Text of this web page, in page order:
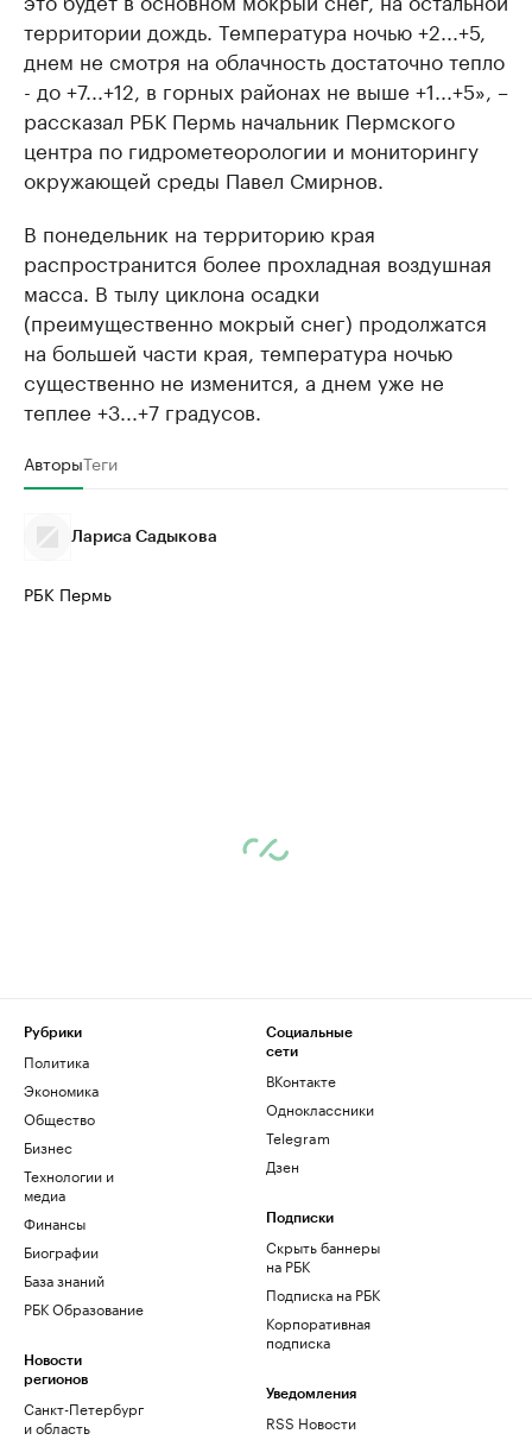
территории дождь. Температура ночью +2...+5,
днем не смотря на облачность достаточно тепло
- до +7...+12, в горных районах не выше +1...+5», –
рассказал РБК Пермь начальник Пермского
центра по гидрометеорологии и мониторингу
окружающей среды Павел Смирнов.
В понедельник на территорию края
распространится более прохладная воздушная
масса. В тылу циклона осадки
(преимущественно мокрый снег) продолжатся
на большей части края, температура ночью
существенно не изменится, а днем уже не
теплее +3...+7 градусов.
АвторыТеги
Лариса Садыкова
РБК Пермь
Рубрики
Политика
Экономика
Общество
Бизнес
Технологии и
медиа
Финансы
Биографии
База знаний
РБК Образование
Новости
регионов
Санкт-Петербург
и область
Социальные
сети
ВКонтакте
Одноклассники
Telegram
Дзен
Подписки
Скрыть баннеры
на РБК
Подписка на РБК
Корпоративная
подписка
Уведомления
RSS Новости